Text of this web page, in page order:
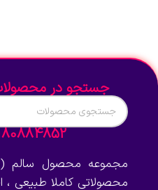
جستجو در
09180884852
مجموعه محصول سالم
محصولاتی کاملا طبیعی